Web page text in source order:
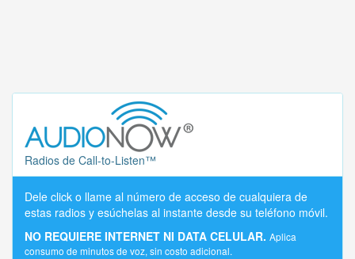
Radios de Call-to-Listen™
Dele click o llame al número de acceso de cualquiera de
estas radios y esúchelas al instante desde su teléfono móvil.
NO REQUIERE INTERNET NI DATA CELULAR. Aplica
consumo de minutos de voz, sin costo adicional.